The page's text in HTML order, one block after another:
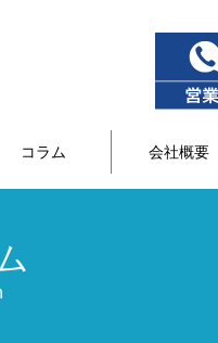
コラム 会社概要